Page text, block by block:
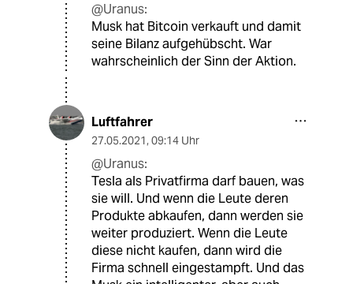
@Uranus:
Musk hat Bitcoin verkauft und damit
seine Bilanz aufgehübscht. War
wahrscheinlich der Sinn der Aktion.
Luftfahrer
27.05.2021, 09:14 Uhr
@Uranus:
Tesla als Privatfirma darf bauen, was
sie will. Und wenn die Leute deren
Produkte abkaufen, dann werden sie
weiter produziert. Wenn die Leute
diese nicht kaufen, dann wird die
Firma schnell eingestampft. Und das